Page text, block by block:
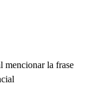
mencionar la frase